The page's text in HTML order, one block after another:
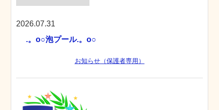
2026.07.31
.。o○泡プール.。o○
お知らせ（保護者専用）